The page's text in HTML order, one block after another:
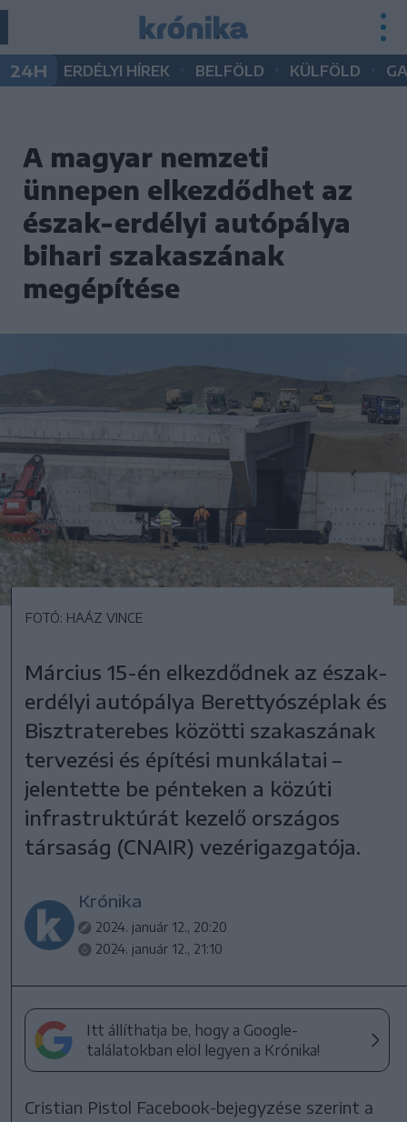
24H ERDÉLYI HÍREK BELFÖLD KÜLFÖLD
A magyar nemzeti
ünnepen elkezdődhet az
észak-erdélyi autópálya
bihari szakaszának
megépítése
FOTÓ: HAÁZ VINCE
Március 15-én elkezdődnek az észak-
erdélyi autópálya Berettyószéplak és
Bisztraterebes közötti szakaszának
tervezési és építési munkálatai –
jelentette be pénteken a közúti
infrastruktúrát kezelő országos
társaság (CNAIR) vezérigazgatója.
Krónika
2024. január 12., 20:20
2024. január 12., 21:10
Itt állíthatja be, hogy a Google-
találatokban elöl legyen a Krónika!
Cristian Pistol Facebook-bejegyzése szerint a